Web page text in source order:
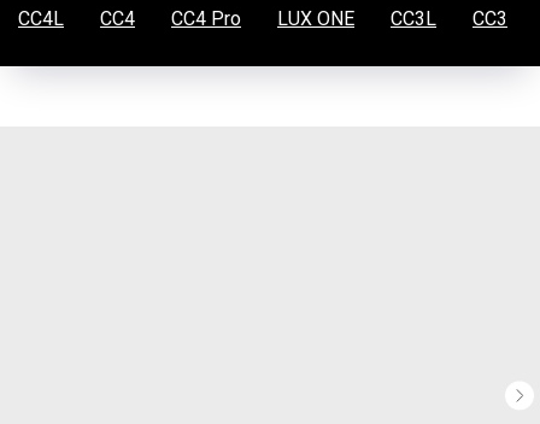
CC4L CC4 CC4 Pro LUX ONE CC3L CC3